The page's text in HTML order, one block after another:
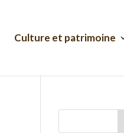
Culture et patrimoine